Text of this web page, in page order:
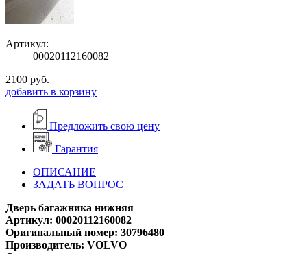
Артикул:
00020112160082
2100 руб.
добавить в корзину
Предложить свою цену
Гарантия
ОПИСАНИЕ
ЗАДАТЬ ВОПРОС
Дверь багажника нижняя
Артикул: 00020112160082
Оригинальный номер: 30796480
Производитель: VOLVO